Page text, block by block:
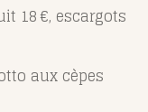
18 €, escargots
aux cèpes